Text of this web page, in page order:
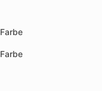
Farbe
Farbe